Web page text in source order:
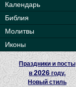
Календарь
Библия
Молитвы
Иконы
Праздники и посты
в2026 году.
Новый стиль